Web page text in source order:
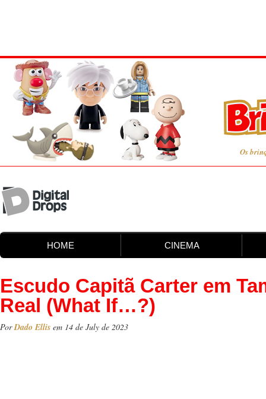
Os
HOME CINEMA
Escudo Capitã Carter em
Real (What If…?)
PorDado Ellis em 14 de July de 2023